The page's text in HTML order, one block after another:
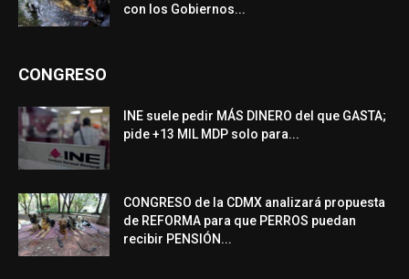
con los Gobiernos...
CONGRESO
INE suele pedir MÁS DINERO del que GASTA;
pide +13 MIL MDP solo para...
CONGRESO de la CDMX analizará propuesta
de REFORMA para que PERROS puedan
recibir PENSIÓN...